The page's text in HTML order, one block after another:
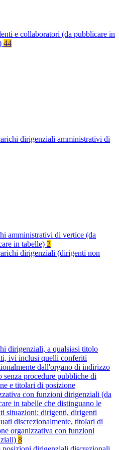
e collaboratori (da pubblicare in
44
dirigenziali amministrativi di
amministrativi di vertice (da
in tabelle) 2
dirigenziali (dirigenti non
dirigenziali, a qualsiasi titolo
ivi inclusi quelli conferiti
dall'organo di indirizzo
senza procedure pubbliche di
e titolari di posizione
con funzioni dirigenziali (da
in tabelle che distinguano le
situazioni: dirigenti, dirigenti
discrezionalmente, titolari di
organizzativa con funzioni
8